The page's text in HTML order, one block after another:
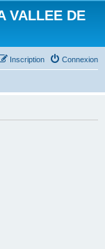
VALLEE DE
Connexion
Inscription